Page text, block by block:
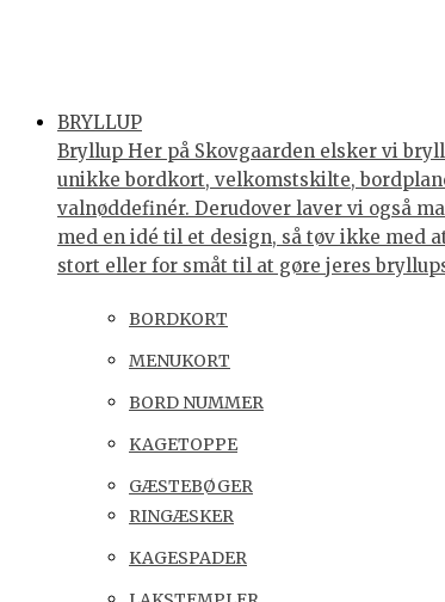
BRYLLUP
Bryllup Her på Skovgaarden elsker vi
unikke bordkort, velkomstskilte,
valnøddefinér. Derudover laver vi også
med en idé til et design, så tøv ikke med
stort eller for småt til at gøre jeres
BORDKORT
MENUKORT
BORD NUMMER
KAGETOPPE
GÆSTEBØGER
RINGÆSKER
KAGESPADER